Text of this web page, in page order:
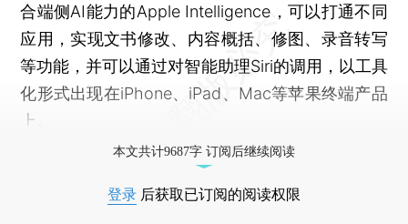
合端侧AI能力的Apple Intelligence，可以打通不同
应用，实现文书修改、内容概括、修图、录音转写
等功能，并可以通过对智能助理Siri的调用，以工具
化形式出现在iPhone、iPad、Mac等苹果终端产品
上。
本文共计9687字 订阅后继续阅读
登录 后获取已订阅的阅读权限